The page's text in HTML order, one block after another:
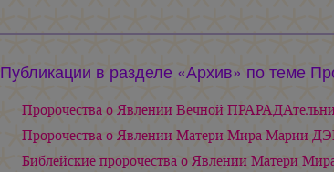
Публикации в разделе «Архив» по теме
Пророчества о Явлении Вечной
Пророчества о Явлении Матери Мира Марии
Библейские пророчества о Явлении Матери